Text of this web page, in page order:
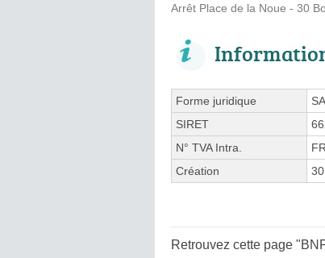
Arrêt Place de la Noue - 30
Forme juridique
SIRET
N° TVA Intra.
Création
Retrouvez cette page